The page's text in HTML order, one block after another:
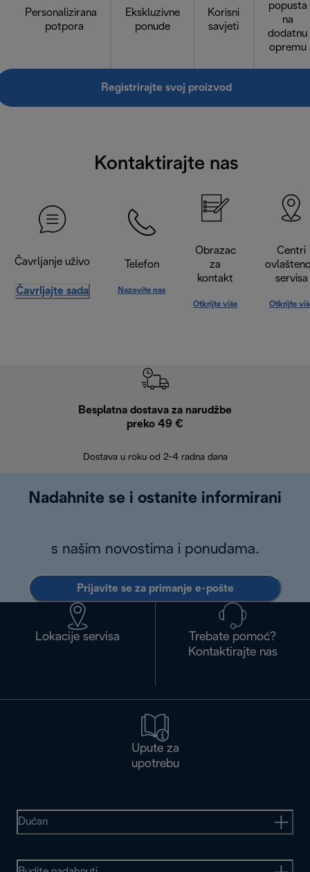
Personalizirana
potpora
Ekskluzivne
ponude
Korisni
savjeti
popusta
na
dodatnu
opremu
Registrirajte svoj proizvod
Kontaktirajte nas
Čavrljanje uživo
Čavrljajte sada
Telefon
Nazovite nas
Obrazac
za
kontakt
Otkrijte više
Centri
servisa
Otkrijte
Besplatna dostava za narudžbe
preko 49 €
Dostava u roku od 2-4 radna dana
Nadahnite se i ostanite informirani
s našim novostima i ponudama.
Prijavite se za primanje e-pošte
Lokacije servisa
Trebate pomoć?
Kontaktirajte nas
Upute za
upotrebu
Dućan